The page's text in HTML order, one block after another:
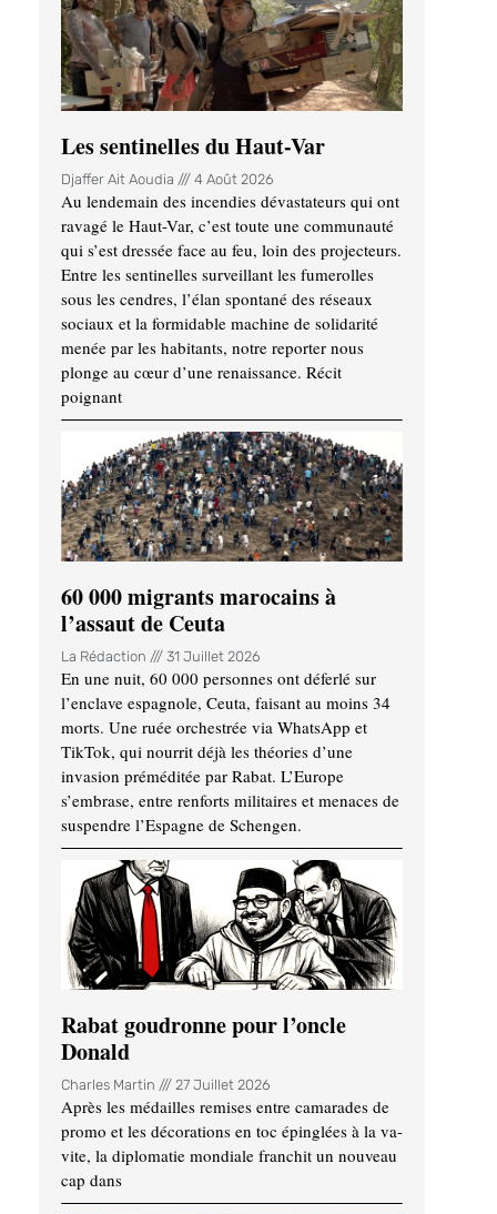
Les sentinelles du Haut-Var
Djaffer Ait Aoudia 4 Août 2026
Au lendemain des incendies dévastateurs qui ont
ravagé le Haut-Var, c’est toute une communauté
qui s’est dressée face au feu, loin des projecteurs.
Entre les sentinelles surveillant les fumerolles
sous les cendres, l’élan spontané des réseaux
sociaux et la formidable machine de solidarité
menée par les habitants, notre reporter nous
plonge au cœur d’une renaissance. Récit
poignant
60 000 migrants marocains à
l’assaut de Ceuta
La Rédaction 31 Juillet 2026
En une nuit, 60 000 personnes ont déferlé sur
l’enclave espagnole, Ceuta, faisant au moins 34
morts. Une ruée orchestrée via WhatsApp et
TikTok, qui nourrit déjà les théories d’une
invasion préméditée par Rabat. L’Europe
s’embrase, entre renforts militaires et menaces de
suspendre l’Espagne de Schengen.
Rabat goudronne pour l’oncle
Donald
Charles Martin 27 Juillet 2026
Après les médailles remises entre camarades de
promo et les décorations en toc épinglées à la va-
vite, la diplomatie mondiale franchit un nouveau
cap dans